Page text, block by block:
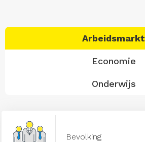
Arbeidsmarkt
Economie
Onderwijs
Bevolking